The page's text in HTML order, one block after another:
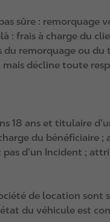
sûre : remorquage
: frais à charge du
du remorquage ou
décline toute
18 ans et titulaire
du bénéficiaire
d’un Incident ;
de location sont
du véhicule est